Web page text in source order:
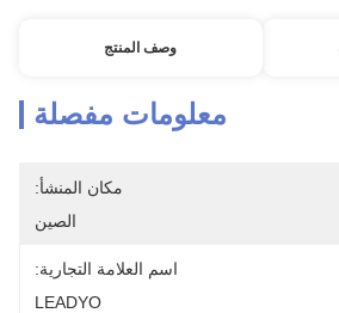
وصف المنتج
معلومات مفصلة
مكان المنشأ:
الصين
اسم العلامة التجارية:
LEADYO